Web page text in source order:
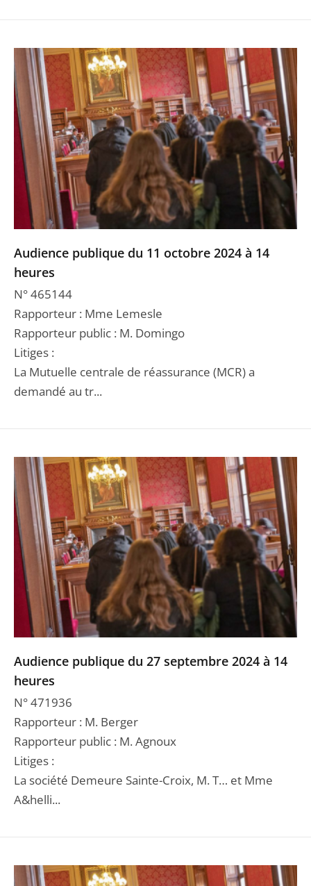
Audience publique du 11 octobre 2024 à 14
heures
N° 465144
Rapporteur : Mme Lemesle
Rapporteur public : M. Domingo
Litiges :
La Mutuelle centrale de réassurance (MCR) a
demandé au tr...
Audience publique du 27 septembre 2024 à 14
heures
N° 471936
Rapporteur : M. Berger
Rapporteur public : M. Agnoux
Litiges :
La société Demeure Sainte-Croix, M. T… et Mme
A&helli...